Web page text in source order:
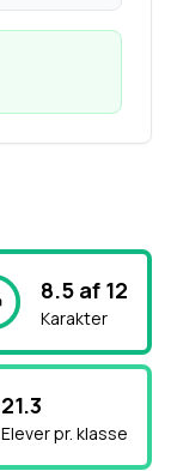
8.5 af 12
Karakter
21.3
Elever pr. klasse